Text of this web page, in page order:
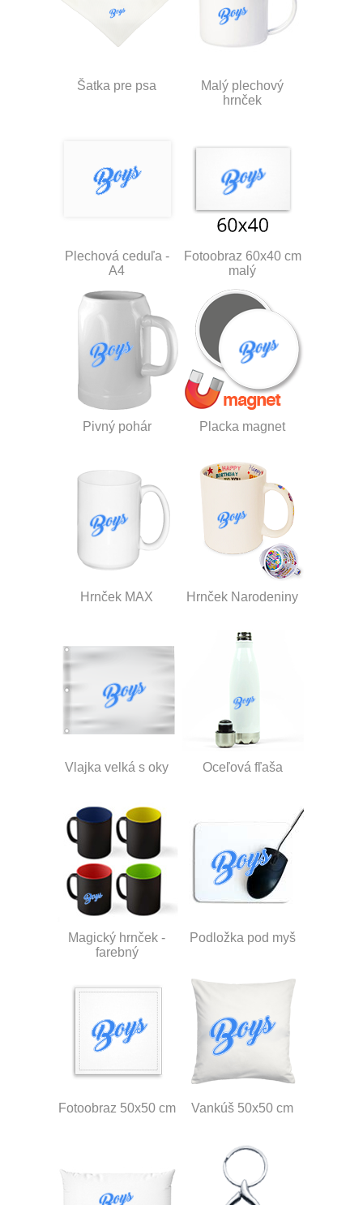
Šatka pre psa
Malý plechový
hrnček
Plechová ceduľa -
A4
Fotoobraz 60x40 cm
malý
Pivný pohár Placka magnet
Hrnček MAX Hrnček Narodeniny
Vlajka velká s oky Oceľová fľaša
Magický hrnček -
farebný
Podložka pod myš
Fotoobraz 50x50 cm Vankúš 50x50 cm